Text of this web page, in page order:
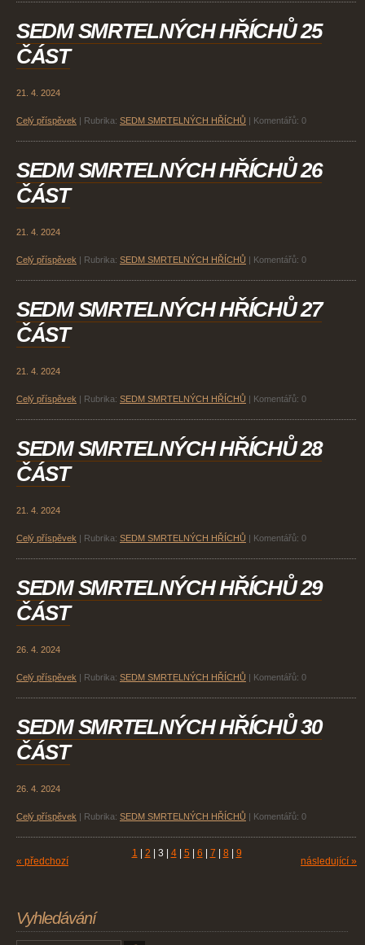
SEDM SMRTELNÝCH HŘÍCHŮ 25
ČÁST
21. 4. 2024
Celý příspěvek Rubrika: SEDM SMRTELNÝCH HŘÍCHŮ Komentářů: 0
SEDM SMRTELNÝCH HŘÍCHŮ 26
ČÁST
21. 4. 2024
Celý příspěvek Rubrika: SEDM SMRTELNÝCH HŘÍCHŮ Komentářů: 0
SEDM SMRTELNÝCH HŘÍCHŮ 27
ČÁST
21. 4. 2024
Celý příspěvek Rubrika: SEDM SMRTELNÝCH HŘÍCHŮ Komentářů: 0
SEDM SMRTELNÝCH HŘÍCHŮ 28
ČÁST
21. 4. 2024
Celý příspěvek Rubrika: SEDM SMRTELNÝCH HŘÍCHŮ Komentářů: 0
SEDM SMRTELNÝCH HŘÍCHŮ 29
ČÁST
26. 4. 2024
Celý příspěvek Rubrika: SEDM SMRTELNÝCH HŘÍCHŮ Komentářů: 0
SEDM SMRTELNÝCH HŘÍCHŮ 30
ČÁST
26. 4. 2024
Celý příspěvek Rubrika: SEDM SMRTELNÝCH HŘÍCHŮ Komentářů: 0
« předchozí
1 2 3 4 5 6 7 8 9
následující »
Vyhledávání